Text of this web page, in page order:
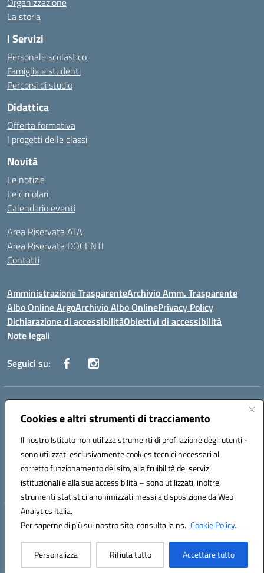
Cookies e altri strumenti di tracciamento
Il nostro Istituto non utilizza strumenti di profilazione degli utenti -
sono utilizzati esclusivamente cookies tecnici necessari al
corretto funzionamento del sito, alla fruibilità dei servizi
istituzionali e alla sua accessibilità – sono utilizzati, inoltre,
strumenti statistici anonimizzati messi a disposizione da Web
Analytics Italia.
Per saperne di più sul nostro sito, consulta la ns. Cookie Policy.
Personalizza Rifiuta tutto Accettare tutto
La storia
I Servizi
Personale scolastico
Famiglie e studenti
Percorsi di studio
Didattica
Offerta formativa
I progetti delle classi
Novità
Le notizie
Le circolari
Calendario eventi
Area Riservata ATA
Area Riservata DOCENTI
Contatti
Amministrazione TrasparenteArchivio Amm. Trasparente
Albo Online ArgoArchivio Albo OnlinePrivacy Policy
Dichiarazione di accessibilitàObiettivi di accessibilità
Note legali
Seguici su:
Indirizzo:
Centralino:0823 742191 Email:CEIC8BC00Q@istruzione.it
Codice fiscale: 93117040613
Codice meccanografico:
CEIC8BC00Q
Codice Indice delle Pubbliche Amministrazioni (IPA): icpgd
Hosting & Powered by 3D Solution S.r.l.
Concept & Design by Designers Italia